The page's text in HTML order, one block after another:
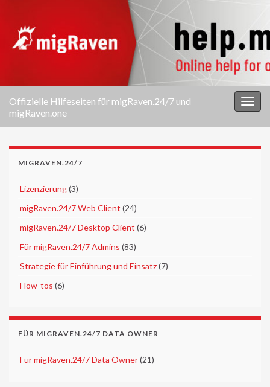
Offizielle Hilfeseiten für migRaven.24/7 und
migRaven.one
MIGRAVEN.24/7
Lizenzierung(3)
migRaven.24/7 Web Client (24)
migRaven.24/7 Desktop Client (6)
Für migRaven.24/7 Admins (83)
Strategie für Einführung und Einsatz(7)
How-tos (6)
FÜR MIGRAVEN.24/7 DATA OWNER
Für migRaven.24/7 Data Owner(21)